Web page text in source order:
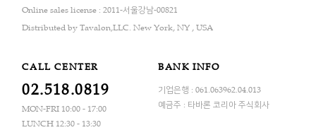
Online sales license : 2011-서울강남-00821
Distributed by Tavalon,LLC. New York, NY , USA
CALL CENTER
02.518.0819
MON-FRI 10:00 - 17:00
LUNCH 12:30 - 13:30
BANK INFO
기업은행 : 061.063962.04.013
예금주 : 타바론 코리아 주식회사